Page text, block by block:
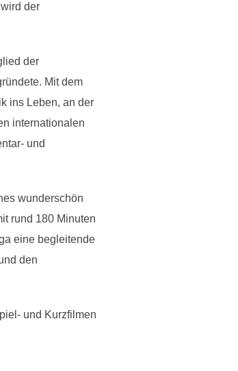
der
der
Mit dem
ins Leben, an der
internationalen
und
wunderschön
rund 180 Minuten
eine begleitende
den
und Kurzfilmen